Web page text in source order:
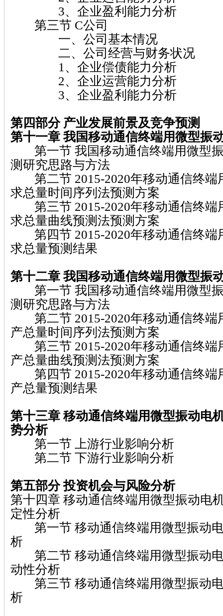
3、企业盈利能力分析
第三节 C公司
一、公司基本情况
二、公司经营与财务状况
1、企业偿债能力分析
2、企业运营能力分析
3、企业盈利能力分析
第四部分 产业发展前景及竞争预测
第十一章 我国移动通信终端用微型振
第一节 我国移动通信终端用微型
测研究思路与方法
第二节 2015-2020年移动通信终端
求总量时间序列法预测方案
第三节 2015-2020年移动通信终端
求总量曲线预测法预测方案
第四节 2015-2020年移动通信终端
求总量预测结果
第十二章 我国移动通信终端用微型振
第一节 我国移动通信终端用微型
测研究思路与方法
第二节 2015-2020年移动通信终端
产总量时间序列法预测方案
第三节 2015-2020年移动通信终端
产总量曲线预测法预测方案
第四节 2015-2020年移动通信终端
产总量预测结果
第十三章 移动通信终端用微型振动电
势分析
第一节 上游行业影响分析
第二节 下游行业影响分析
第五部分投资机会与风险分析
第十四章 移动通信终端用微型振动电
定性分析
第一节 移动通信终端用微型振动
析
第二节 移动通信终端用微型振动
动性分析
第三节 移动通信终端用微型振动
析